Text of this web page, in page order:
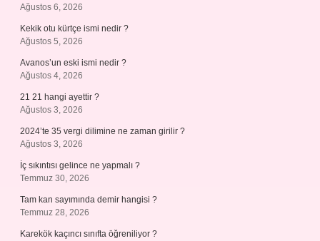
Ağustos 6, 2026
Kekik otu kürtçe ismi nedir ?
Ağustos 5, 2026
Avanos’un eski ismi nedir ?
Ağustos 4, 2026
21 21 hangi ayettir ?
Ağustos 3, 2026
2024’te 35 vergi dilimine ne zaman girilir ?
Ağustos 3, 2026
İç sıkıntısı gelince ne yapmalı ?
Temmuz 30, 2026
Tam kan sayımında demir hangisi ?
Temmuz 28, 2026
Karekök kaçıncı sınıfta öğreniliyor ?